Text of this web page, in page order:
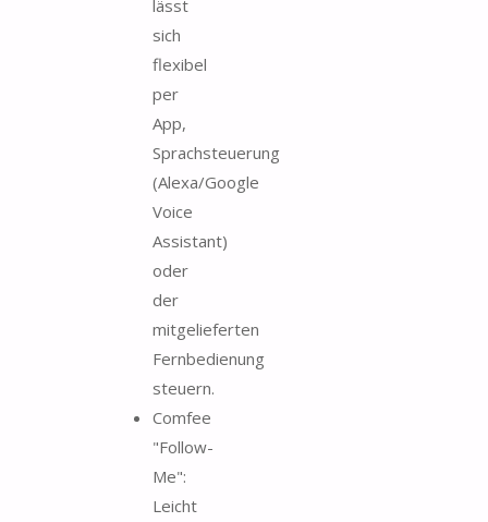
lässt
sich
flexibel
per
App,
Sprachsteuerung
(Alexa/Google
Voice
Assistant)
oder
der
mitgelieferten
Fernbedienung
steuern.
Comfee
"Follow-
Me":
Leicht